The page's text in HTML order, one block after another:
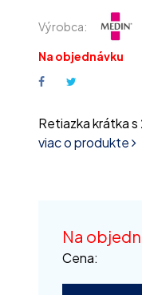
Výrobca:
Na objednávku
Retiazka krátka s
viac o produkte
Na
Cena: